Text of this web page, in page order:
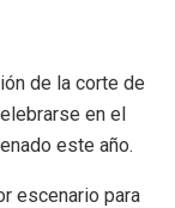
de la corte de
en el
este año.
escenario para